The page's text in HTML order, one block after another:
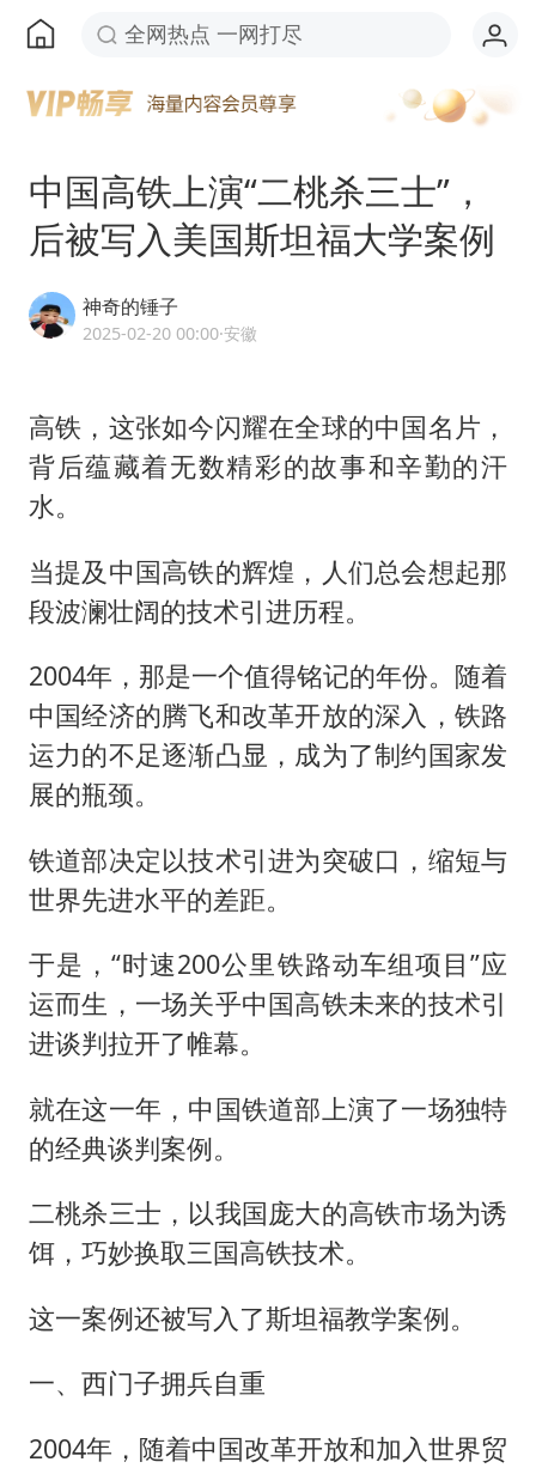
全网热点 一网打尽
中国高铁上演“二桃杀三士”，
后被写入美国斯坦福大学案例
神奇的锤子
2025-02-20 00:00·安徽
高铁，这张如今闪耀在全球的中国名片，
背后蕴藏着无数精彩的故事和辛勤的汗
水。
当提及中国高铁的辉煌，人们总会想起那
段波澜壮阔的技术引进历程。
2004年，那是一个值得铭记的年份。随着
中国经济的腾飞和改革开放的深入，铁路
运力的不足逐渐凸显，成为了制约国家发
展的瓶颈。
铁道部决定以技术引进为突破口，缩短与
世界先进水平的差距。
于是，“时速200公里铁路动车组项目”应
运而生，一场关乎中国高铁未来的技术引
进谈判拉开了帷幕。
就在这一年，中国铁道部上演了一场独特
的经典谈判案例。
二桃杀三士，以我国庞大的高铁市场为诱
饵，巧妙换取三国高铁技术。
这一案例还被写入了斯坦福教学案例。
一、西门子拥兵自重
2004年，随着中国改革开放和加入世界贸